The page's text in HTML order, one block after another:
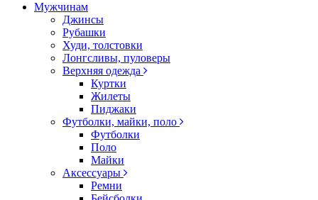
Мужчинам
Джинсы
Рубашки
Худи, толстовки
Лонгсливы, пуловеры
Верхняя одежда
Куртки
Жилеты
Пиджаки
Футболки, майки, поло
Футболки
Поло
Майки
Аксессуары
Ремни